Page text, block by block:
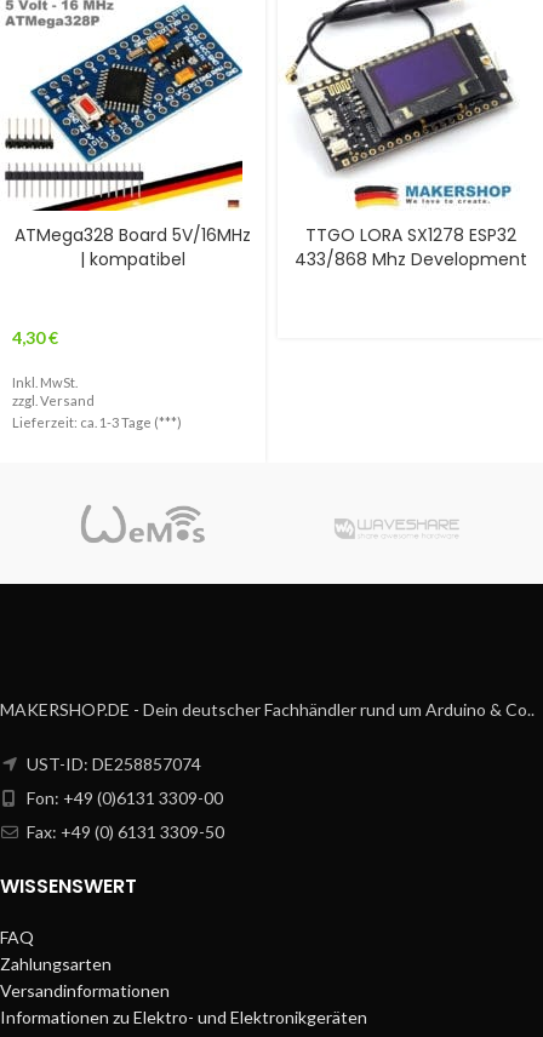
ATMega328 Board 5V/16MHz
| kompatibel
4,30€
Inkl. MwSt.
zzgl. Versand
Lieferzeit: ca. 1-3 Tage (***)
TTGO LORA SX1278 ESP32
433/868 Mhz Development
MAKERSHOP.DE - Dein deutscher Fachhändler rund um Arduino & Co..
UST-ID: DE258857074
Fon: +49 (0)6131 3309-00
Fax: +49 (0) 6131 3309-50
WISSENSWERT
FAQ
Zahlungsarten
Versandinformationen
Informationen zu Elektro- und Elektronikgeräten